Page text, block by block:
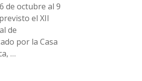
de octubre al 9
el XII
de
por la Casa
…